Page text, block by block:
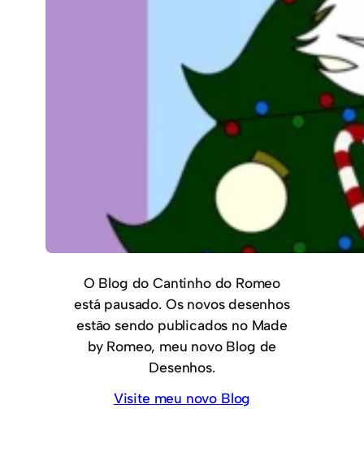
O Blog do Cantinho do Romeo
está pausado. Os novos desenhos
estão sendo publicados no Made
by Romeo, meu novo Blog de
Desenhos.
Visite meu novo Blog